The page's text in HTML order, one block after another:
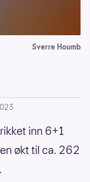
Sverre Houmb
inn 6+1
økt til ca. 262